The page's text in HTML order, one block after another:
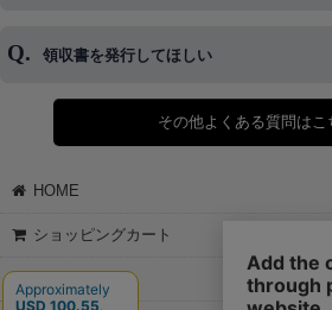
◆商品発送前の変更は承っております。
さい。
領収書を発行してほしい
◆領収書はご希望頂いた場合のみ発行して
【これからご注文する場合】
STEP2「お届け先・お支払い」ページに
願いします。
②宛名（空欄は上様は不可）
③但し書き（空欄やお品代は不可）
その他よくある質問は
HOME
ショッピングカート